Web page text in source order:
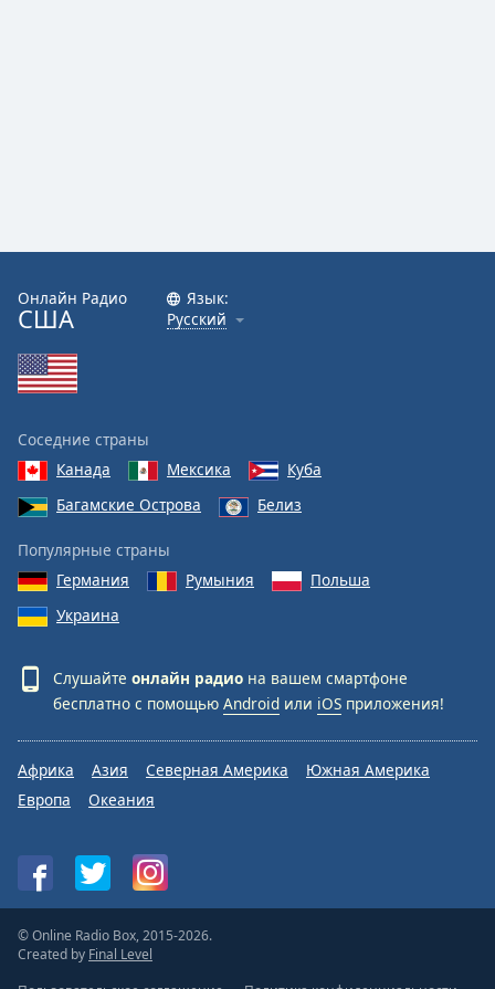
Онлайн Радио
США
Язык:
Русский
Соседние страны
Канада
Мексика
Куба
Багамские Острова
Белиз
Популярные страны
Германия
Румыния
Польша
Украина
Слушайте онлайн радио на вашем смартфоне
бесплатно с помощью Android или iOS приложения!
Африка Азия Северная Америка
Южная Америка
Европа
Океания
© Online Radio Box, 2015-2026.
Created by Final Level